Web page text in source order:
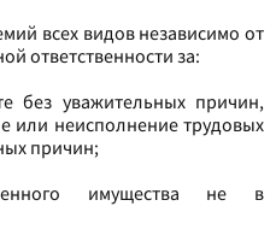
всех видов независимо от
ответственности за:
без уважительных причин,
или неисполнение трудовых
причин;
имущества не в